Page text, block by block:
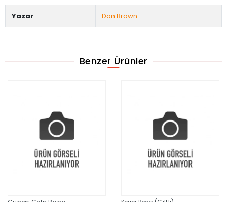
Yazar Dan Brown
Benzer Ürünler